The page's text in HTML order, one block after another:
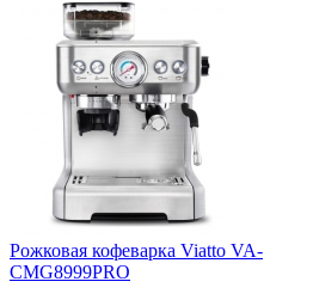
Рожковая кофеварка Viatto VA-
CMG8999PRO